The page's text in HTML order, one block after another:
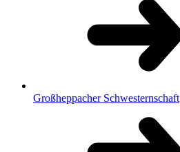
Großheppacher Schwesternschaft